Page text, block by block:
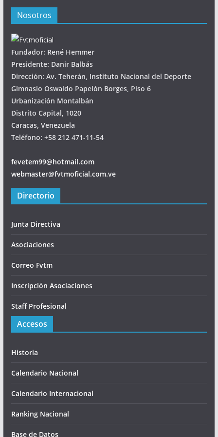
Nosotros
Fundador: René Hemmer
Presidente: Danir Balbás
Dirección: Av. Teherán, Instituto Nacional del Deporte
Gimnasio Oswaldo Papelón Borges, Piso 6
Urbanización Montalbán
Distrito Capital, 1020
Caracas, Venezuela
Teléfono: +58 212 471-11-54
fevetem99@hotmail.com
webmaster@fvtmoficial.com.ve
Directorio
Junta Directiva
Asociaciones
Correo Fvtm
Inscripción Asociaciones
Staff Profesional
Accesos
Historia
Calendario Nacional
Calendario Internacional
Ranking Nacional
Base de Datos